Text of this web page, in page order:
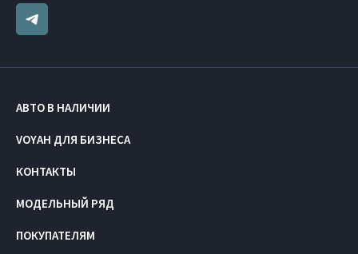
АВТО В НАЛИЧИИ
VOYAH ДЛЯ БИЗНЕСА
КОНТАКТЫ
МОДЕЛЬНЫЙ РЯД
ПОКУПАТЕЛЯМ